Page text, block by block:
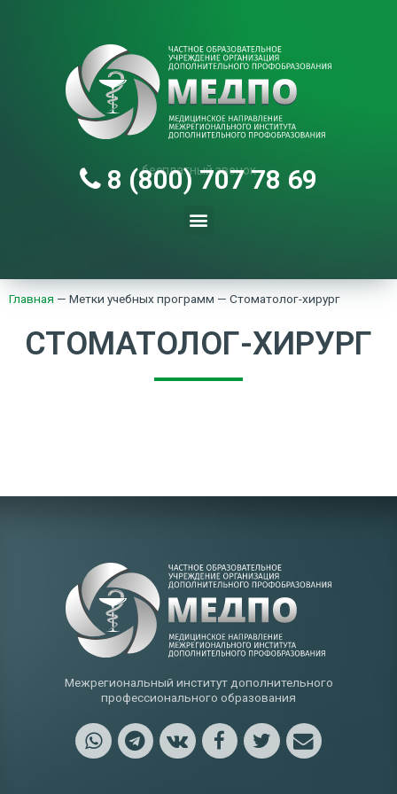
бесплатный звонок
8 (800) 707 78 69
Главная — Метки учебных программ — Стоматолог-хирург
СТОМАТОЛОГ-ХИРУРГ
Межрегиональный институт дополнительного
профессионального образования